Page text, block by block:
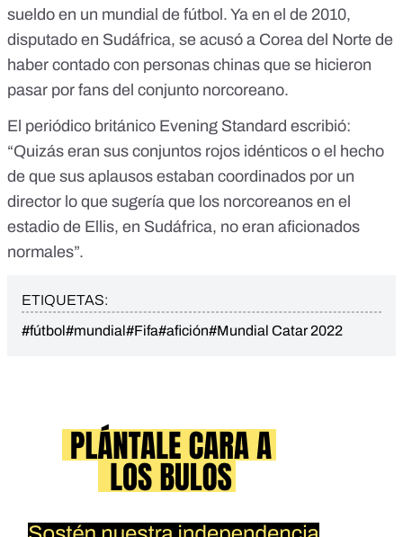
sueldo en un mundial de fútbol. Ya en el de 2010,
disputado en Sudáfrica, se acusó a Corea del Norte de
haber contado con personas chinas que se hicieron
pasar por fans del conjunto norcoreano.
El periódico británico Evening Standard escribió:
“Quizás eran sus conjuntos rojos idénticos o el hecho
de que sus aplausos estaban coordinados por un
director lo que sugería que los norcoreanos en el
estadio de Ellis, en Sudáfrica, no eran aficionados
normales”.
ETIQUETAS:
#fútbol#mundial#Fifa#afición#Mundial Catar 2022